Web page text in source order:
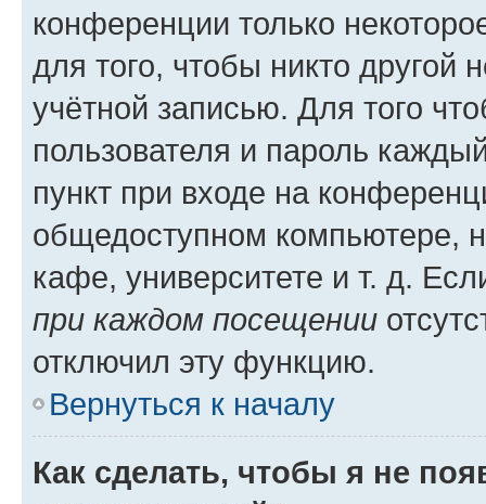
конференции только
для того, чтобы никто другой
учётной записью. Для того
пользователя и пароль
пункт при входе на
общедоступном компьютере,
кафе, университете и т. д.
при каждом посещении
отключил эту функцию.
Вернуться к началу
Как сделать, чтобы я не